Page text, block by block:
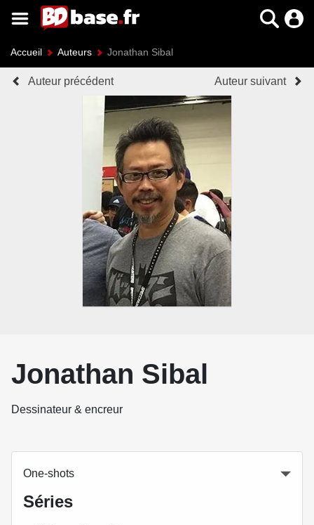
Accueil Auteurs Jonathan Sibal
Auteur précédent Auteur suivant
Jonathan Sibal
Dessinateur & encreur
One-shots
Séries